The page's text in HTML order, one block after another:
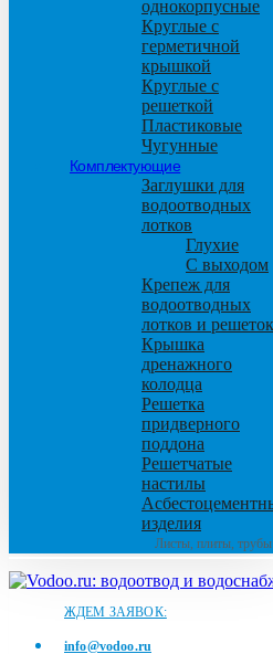
однокорпусные
Круглые с
герметичной
крышкой
Круглые с
решеткой
Пластиковые
Чугунные
Комплектующие
Заглушки для
водоотводных
лотков
Глухие
С выходом
Крепеж для
водоотводных
лотков и решеток
Крышка
дренажного
колодца
Решетка
придверного
поддона
Решетчатые
настилы
изделия
Листы, плиты, трубы
ЖДЕМ ЗАЯВОК:
info@vodoo.ru